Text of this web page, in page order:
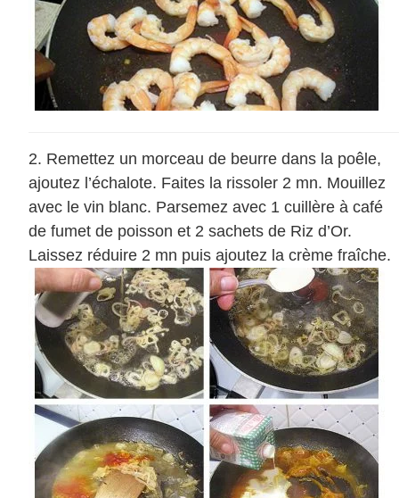
Remettez un morceau de beurre dans la poêle,
ajoutez l’échalote. Faites la rissoler 2 mn. Mouillez
avec le vin blanc. Parsemez avec 1 cuillère à café
de fumet de poisson et 2 sachets de Riz d’Or.
Laissez réduire 2 mn puis ajoutez la crème fraîche.